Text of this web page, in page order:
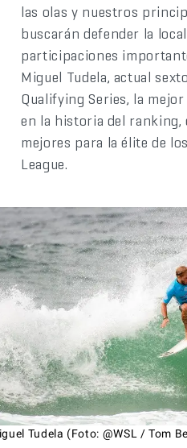
las olas y nuestros
buscarán defender la
participaciones
Miguel Tudela, actual
Qualifying Series, la
en la historia del ranking,
mejores para la élite de
League.
Tudela (Foto: @WSL / Tom